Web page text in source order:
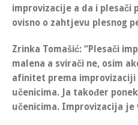
improvizacije a da i plesači
ovisno o zahtjevu plesnog
Zrinka Tomašić: “Plesači
malena a svirači ne, osim
afinitet prema improvizaciji
učenicima. Ja također
učenicima. Improvizacija je